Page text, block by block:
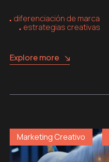
diferenciación de marca
estrategias creativas
Explore more
Marketing Creativo